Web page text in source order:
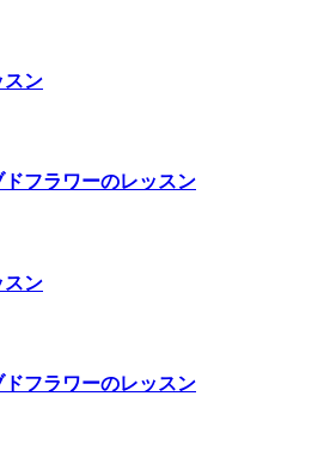
スン
フラワーのレッスン
スン
フラワーのレッスン